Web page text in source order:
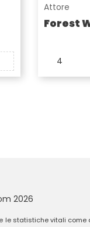
Attore
Forest
4
2026
le statistiche vitali